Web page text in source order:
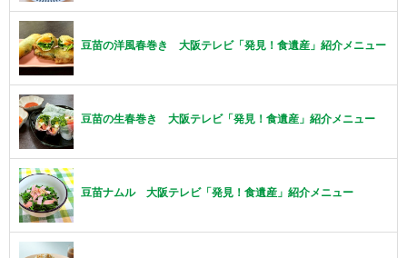
豆苗の洋風春巻き 大阪テレビ「発見！食遺産」紹介メニュー
豆苗の生春巻き 大阪テレビ「発見！食遺産」紹介メニュー
豆苗ナムル 大阪テレビ「発見！食遺産」紹介メニュー